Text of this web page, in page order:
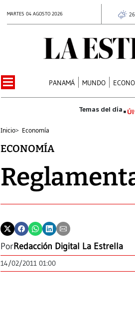
MARTES 04 AGOSTO 2026
PANAMÁ MUNDO
Inicio> Economía
ECONOMÍA
PorRedacción Digital La Estrella
14/02/2011 01:00